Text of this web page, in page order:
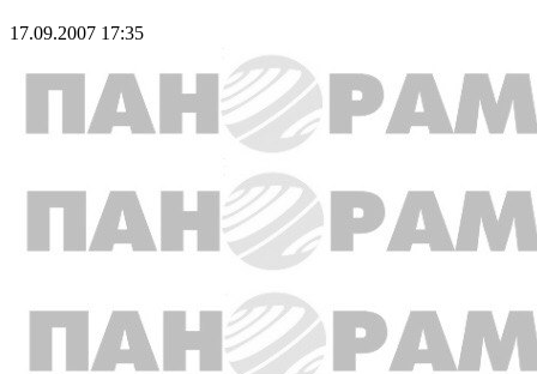
17.09.2007 17:35